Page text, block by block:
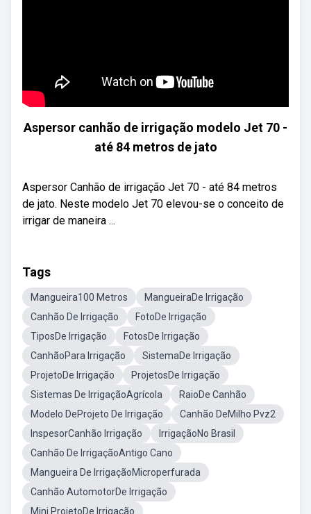
Aspersor canhão de irrigação modelo Jet 70 -
até 84 metros de jato
Aspersor Canhão de irrigação Jet 70 - até 84 metros
de jato. Neste modelo Jet 70 elevou-se o conceito de
irrigar de maneira ...
Tags
Mangueira100 Metros
MangueiraDe Irrigação
Canhão De Irrigação
FotoDe Irrigação
TiposDe Irrigação
FotosDe Irrigação
CanhãoPara Irrigação
SistemaDe Irrigação
ProjetoDe Irrigação
ProjetosDe Irrigação
Sistemas De IrrigaçãoAgrícola
RaioDe Canhão
Modelo DeProjeto De Irrigação
Canhão DeMilho Pvz2
InspesorCanhão Irrigação
IrrigaçãoNo Brasil
Canhão De IrrigaçãoAntigo Cano
Mangueira De IrrigaçãoMicroperfurada
Canhão AutomotorDe Irrigação
Mini ProjetoDe Irrigação